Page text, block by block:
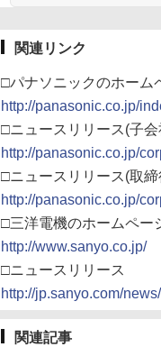
関連リンク
□パナソニックのホーム
http://panasonic.co.jp/
□ニュースリリース(子会
http://panasonic.co.jp/
□ニュースリリース(取
http://panasonic.co.jp/
□三洋電機のホームペー
http://www.sanyo.co.jp/
□ニュースリリース
http://jp.sanyo.com/
関連記事